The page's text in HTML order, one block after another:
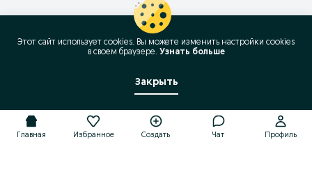
Главная Избранное Создать Чат Профиль
Этот сайт использует cookies. Вы можете изменить настройки cookies
в своeм браузере. Узнать больше
Закрыть